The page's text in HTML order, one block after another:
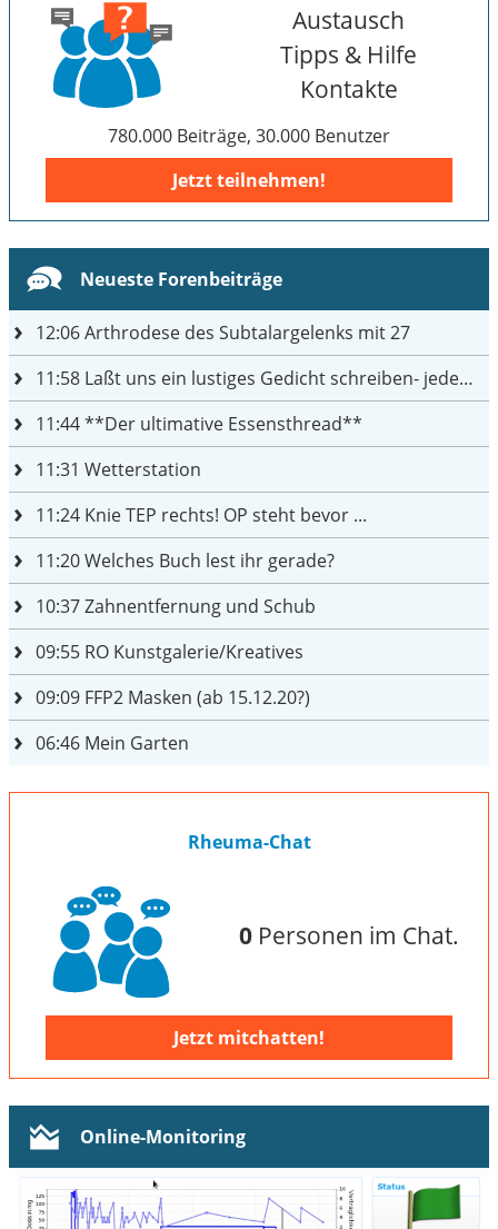
Austausch
Tipps & Hilfe
Kontakte
780.000 Beiträge, 30.000 Benutzer
Jetzt teilnehmen!
Neueste Forenbeiträge
12:06Arthrodese des Subtalargelenks mit 27
11:58 Laßt uns ein lustiges Gedicht schreiben- jeder einen Satz
11:44**Der ultimative Essensthread**
11:31 Wetterstation
11:24 Knie TEP rechts! OP steht bevor ...
11:20Welches Buch lest ihr gerade?
10:37Zahnentfernung und Schub
09:55 RO Kunstgalerie/Kreatives
09:09 FFP2 Masken (ab 15.12.20?)
06:46 Mein Garten
Rheuma-Chat
0Personen im Chat.
Jetzt mitchatten!
Online-Monitoring